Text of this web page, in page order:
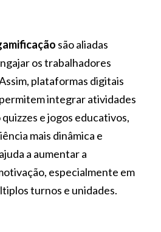
são aliadas
os trabalhadores
plataformas digitais
permitem integrar atividades
e jogos educativos,
mais dinâmica e
a aumentar a
especialmente em
turnos e unidades.